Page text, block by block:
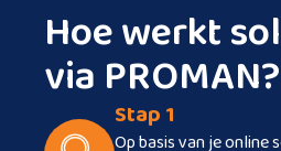
Hoe werkt
via PROMAN?
Stap 1
Op basis van je online